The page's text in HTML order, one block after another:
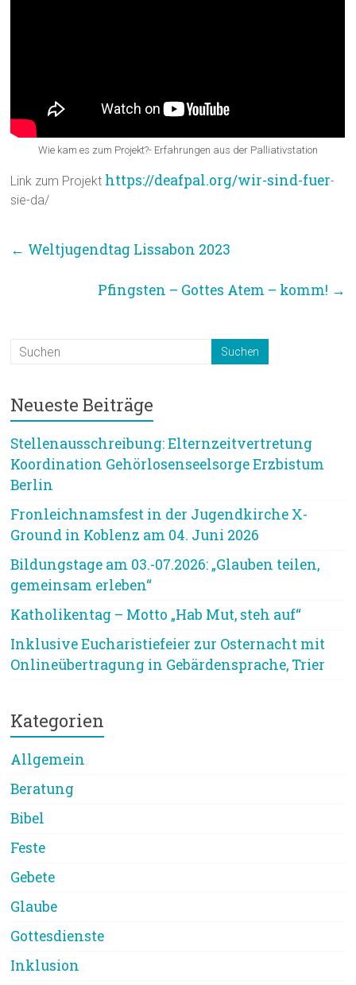
Wie kam es zum Projekt?- Erfahrungen aus der Palliativstation
Link zum Projekt https://deafpal.org/wir-sind-fuer-
sie-da/
← Weltjugendtag Lissabon 2023
Pfingsten – Gottes Atem – komm! →
Neueste Beiträge
Stellenausschreibung: Elternzeitvertretung
Koordination Gehörlosenseelsorge Erzbistum
Berlin
Fronleichnamsfest in der Jugendkirche X-
Ground in Koblenz am 04. Juni 2026
Bildungstage am 03.-07.2026: „Glauben teilen,
gemeinsam erleben“
Katholikentag – Motto „Hab Mut, steh auf“
Inklusive Eucharistiefeier zur Osternacht mit
Onlineübertragung in Gebärdensprache, Trier
Kategorien
Allgemein
Beratung
Bibel
Feste
Gebete
Glaube
Gottesdienste
Inklusion